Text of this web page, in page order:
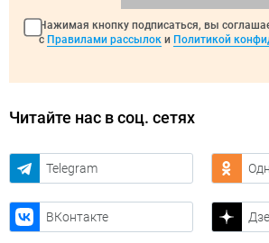
Нажимая кнопку подписаться, вы
с Правилами рассылок и Политикой
Читайте нас в соц. сетях
Telegram
ВКонтакте